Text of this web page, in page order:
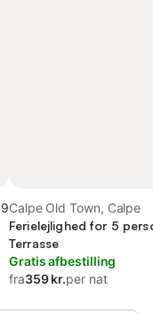
Calpe Old Town, Calpe
Ferielejlighed for 5
Terrasse
Gratis afbestilling
fra359 kr.per nat